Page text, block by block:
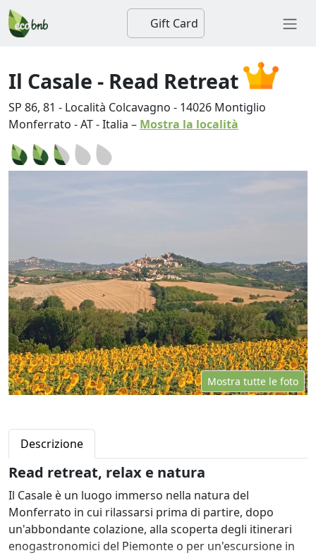
Gift Card
Il Casale - Read Retreat
SP 86, 81 - Località Colcavagno - 14026 Montiglio
Monferrato -AT-Italia – Mostra la località
Mostra tutte le foto
Descrizione
Read retreat, relax e natura
Il Casale è un luogo immerso nella natura del
Monferrato in cui rilassarsi prima di partire, dopo
un'abbondante colazione, alla scoperta degli itinerari
enogastronomici del Piemonte o per un'escursione in